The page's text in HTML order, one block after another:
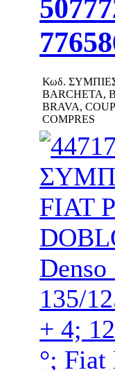
Κωδ.
BARCHETA,
BRAVA,
COMPRES